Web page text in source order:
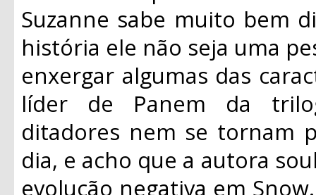
Suzanne sabe muito bem
história ele não seja uma
enxergar algumas das
líder de Panem da
ditadores nem se tornam
dia, e acho que a autora
evolução negativa em